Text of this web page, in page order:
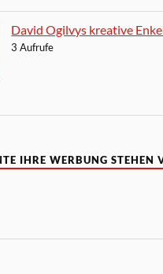
David Ogilvys kreative
3 Aufrufe
IHRE WERBUNG STEHEN